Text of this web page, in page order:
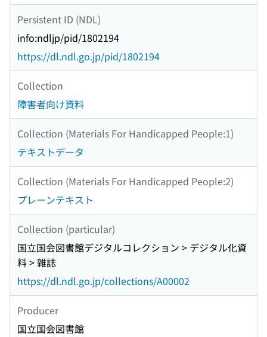
Persistent ID (NDL)
info:ndljp/pid/1802194
https://dl.ndl.go.jp/pid/1802194
Collection
障害者向け資料
Collection (Materials For Handicapped People:1)
テキストデータ
Collection (Materials For Handicapped People:2)
プレーンテキスト
Collection (particular)
国立国会図書館デジタルコレクション > デジタル化資
料 > 雑誌
https://dl.ndl.go.jp/collections/A00002
Producer
国立国会図書館